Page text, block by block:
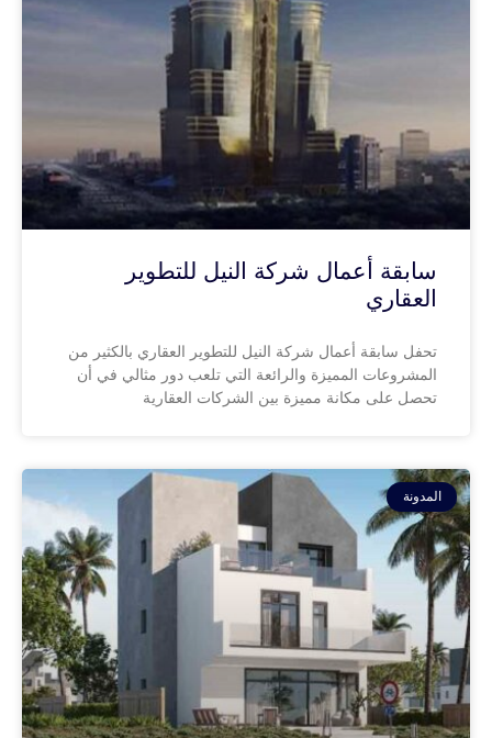
سابقة أعمال شركة النيل للتطوير
العقاري
تحفل سابقة أعمال شركة النيل للتطوير العقاري بالكثير من
المشروعات المميزة والرائعة التي تلعب دور مثالي في أن
تحصل على مكانة مميزة بين الشركات العقارية
المدونة